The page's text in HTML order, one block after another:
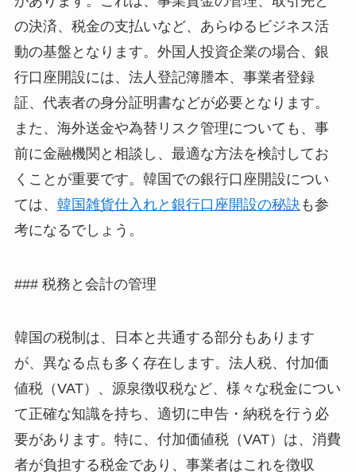
の決済、税金の支払いなど、あらゆるビジネス活
動の基盤となります。外国人投資企業の場合、銀
行口座開設には、法人登記簿謄本、事業者登録
証、代表者の身分証明書などが必要となります。
また、海外送金や為替リスク管理についても、事
前に金融機関と相談し、最適な方法を検討してお
くことが重要です。韓国での銀行口座開設につい
ては、 韓国雑貨仕入れと銀行口座開設の秘訣 も参
考になるでしょう。
### 税務と会計の管理
韓国の税制は、日本と共通する部分もあります
が、異なる点も多く存在します。法人税、付加価
値税（VAT）、源泉徴収税など、様々な税金につい
て正確な知識を持ち、適切に申告・納税を行う必
要があります。特に、付加価値税（VAT）は、消費
者が負担する税金であり、事業者はこれを徴収